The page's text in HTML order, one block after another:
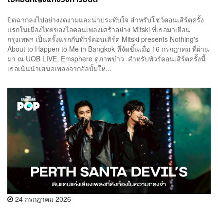
ปิดฉากลงไปอย่างงดงามและน่าประทับใจ สำหรับโชว์คอนเสิร์ตครั้ง
แรกในเมืองไทยของไอคอนเพลงเศร้าอย่าง Mitski ที่เธอมาเยือน
กรุงเทพฯ เป็นครั้งแรกกับทัวร์คอนเสิร์ต Mitski presents Nothing's
About to Happen to Me in Bangkok ที่จัดขึ้นเมื่อ 16 กรกฎาคม ที่ผ่าน
มา ณ UOB LIVE, Emsphere ดูภาพข่าว สำหรับทัวร์คอนเสิร์ตครั้งนี้
เธอเน้นนำเสนอเพลงจากอัลบั้มให...
24 กรกฎาคม 2026